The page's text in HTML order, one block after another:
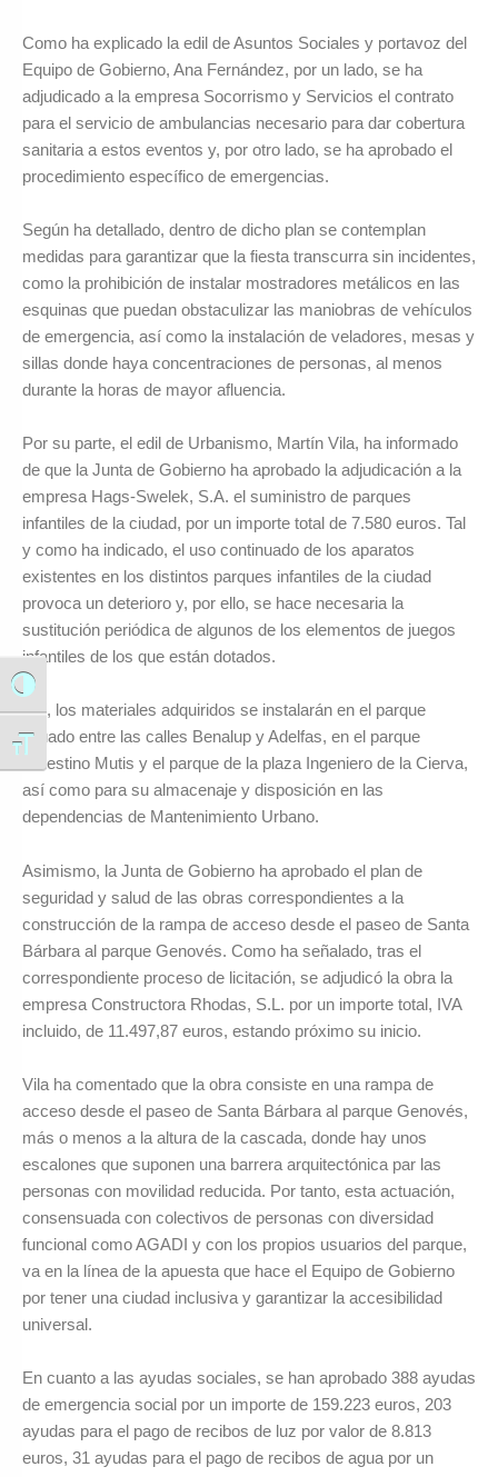
Alternar alto contraste
Alternar tamaño de letra
Como ha explicado la edil de Asuntos Sociales y portavoz del
Equipo de Gobierno, Ana Fernández, por un lado, se ha
adjudicado a la empresa Socorrismo y Servicios el contrato
para el servicio de ambulancias necesario para dar cobertura
sanitaria a estos eventos y, por otro lado, se ha aprobado el
procedimiento específico de emergencias.
Según ha detallado, dentro de dicho plan se contemplan
medidas para garantizar que la fiesta transcurra sin incidentes,
como la prohibición de instalar mostradores metálicos en las
esquinas que puedan obstaculizar las maniobras de vehículos
de emergencia, así como la instalación de veladores, mesas y
sillas donde haya concentraciones de personas, al menos
durante la horas de mayor afluencia.
Por su parte, el edil de Urbanismo, Martín Vila, ha informado
de que la Junta de Gobierno ha aprobado la adjudicación a la
empresa Hags-Swelek, S.A. el suministro de parques
infantiles de la ciudad, por un importe total de 7.580 euros. Tal
y como ha indicado, el uso continuado de los aparatos
existentes en los distintos parques infantiles de la ciudad
provoca un deterioro y, por ello, se hace necesaria la
sustitución periódica de algunos de los elementos de juegos
infantiles de los que están dotados.
Así, los materiales adquiridos se instalarán en el parque
situado entre las calles Benalup y Adelfas, en el parque
Celestino Mutis y el parque de la plaza Ingeniero de la Cierva,
así como para su almacenaje y disposición en las
dependencias de Mantenimiento Urbano.
Asimismo, la Junta de Gobierno ha aprobado el plan de
seguridad y salud de las obras correspondientes a la
construcción de la rampa de acceso desde el paseo de Santa
Bárbara al parque Genovés. Como ha señalado, tras el
correspondiente proceso de licitación, se adjudicó la obra la
empresa Constructora Rhodas, S.L. por un importe total, IVA
incluido, de 11.497,87 euros, estando próximo su inicio.
Vila ha comentado que la obra consiste en una rampa de
acceso desde el paseo de Santa Bárbara al parque Genovés,
más o menos a la altura de la cascada, donde hay unos
escalones que suponen una barrera arquitectónica par las
personas con movilidad reducida. Por tanto, esta actuación,
consensuada con colectivos de personas con diversidad
funcional como AGADI y con los propios usuarios del parque,
va en la línea de la apuesta que hace el Equipo de Gobierno
por tener una ciudad inclusiva y garantizar la accesibilidad
universal.
En cuanto a las ayudas sociales, se han aprobado 388 ayudas
de emergencia social por un importe de 159.223 euros, 203
ayudas para el pago de recibos de luz por valor de 8.813
euros, 31 ayudas para el pago de recibos de agua por un